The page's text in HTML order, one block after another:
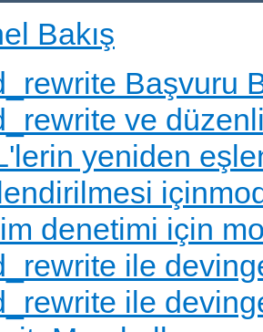
Bakış
Başvuru
ve
yeniden
denetimi için
ile
ile